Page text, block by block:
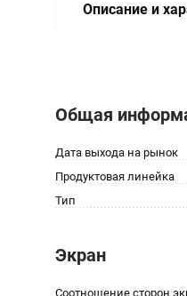
Описание и
Общая
Дата выхода на рынок
Продуктовая линейка
Тип
Экран
Соотношение сторон